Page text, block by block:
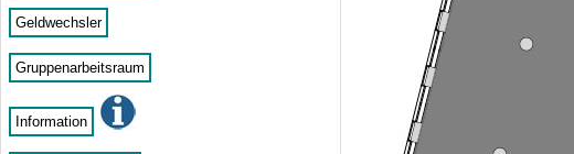
Geldwechsler
Gruppenarbeitsraum
Information